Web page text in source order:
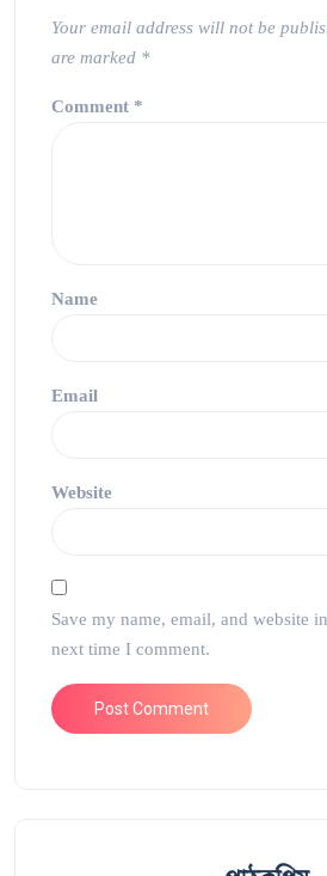
Your email address will not be
are marked *
Comment *
Name
Email
Website
Save my name, email, and website
next time I comment.